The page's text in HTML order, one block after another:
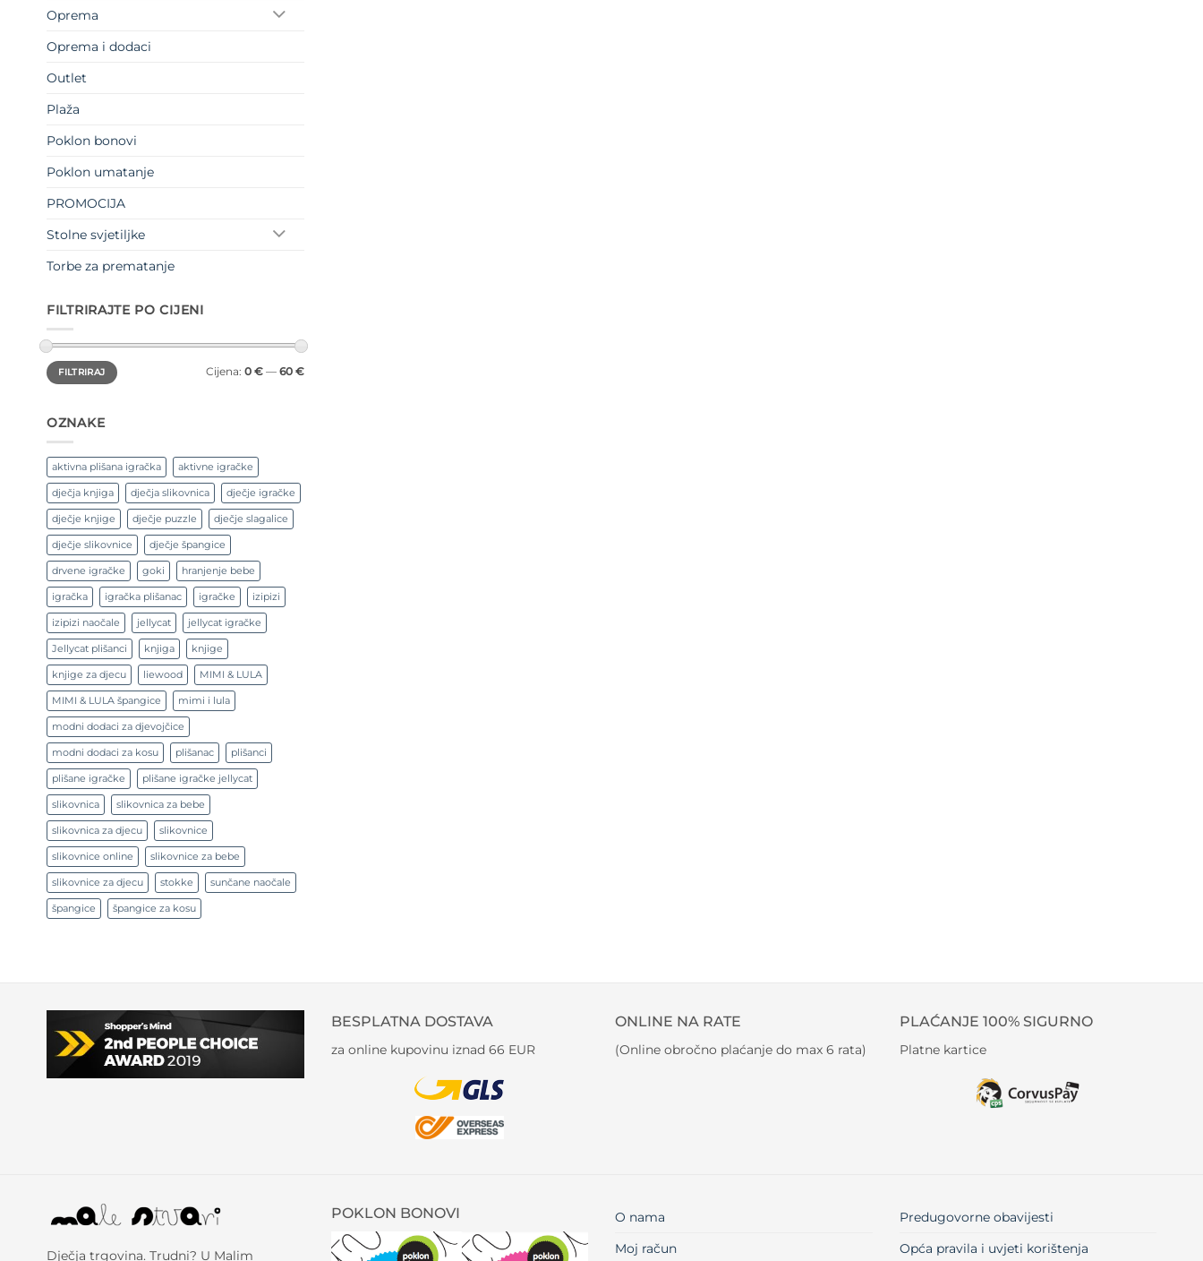
Oprema
Oprema i dodaci
Outlet
Plaža
Poklon bonovi
Poklon umatanje
PROMOCIJA
Stolne svjetiljke
Torbe za prematanje
FILTRIRAJTE PO CIJENI
Min
cijena
Maks
cijenaFILTRIRAJ Cijena: 0 €— 60 €
OZNAKE
aktivna plišana igračka aktivne igračke
dječja knjiga dječja slikovnica dječje igračke
dječje knjige dječje puzzle dječje slagalice
dječje slikovnice dječje špangice
drvene igračke goki hranjenje bebe
igračka igračka plišanac igračke izipizi
izipizi naočale jellycat jellycat igračke
Jellycat plišanci knjiga knjige
knjige za djecu liewood MIMI & LULA
MIMI & LULA špangice mimi i lula
modni dodaci za djevojčice
modni dodaci za kosu plišanac plišanci
plišane igračke plišane igračke jellycat
slikovnica slikovnica za bebe
slikovnica za djecu slikovnice
slikovnice online slikovnice za bebe
slikovnice za djecu stokke sunčane naočale
špangice špangice za kosu
BESPLATNA DOSTAVA
za online kupovinu iznad 66 EUR
ONLINE NA RATE
(Online obročno plaćanje do max 6 rata)
PLAĆANJE 100% SIGURNO
Platne kartice
Dječja trgovina. Trudni? U Malim
POKLON BONOVI
O nama
Moj račun
Predugovorne obavijesti
Opća pravila i uvjeti korištenja